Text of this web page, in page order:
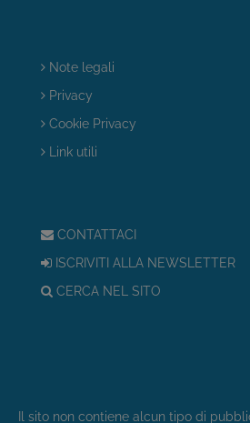
Note legali
Privacy
Cookie Privacy
Link utili
CONTATTACI
ISCRIVITI ALLA NEWSLETTER
CERCA NEL SITO
Il sito non contiene alcun tipo di